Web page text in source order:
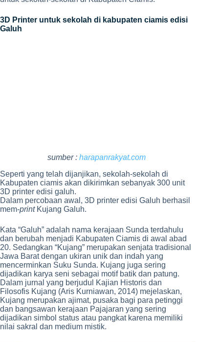
3D Printer untuk sekolah di kabupaten ciamis edisi
Galuh
sumber : harapanrakyat.com
Seperti yang telah dijanjikan, sekolah-sekolah di
Kabupaten ciamis akan dikirimkan sebanyak 300 unit
3D printer edisi galuh.
Dalam percobaan awal, 3D printer edisi Galuh berhasil
mem-printKujang Galuh.
Kata “Galuh” adalah nama kerajaan Sunda terdahulu
dan berubah menjadi Kabupaten Ciamis di awal abad
20. Sedangkan “Kujang” merupakan senjata tradisional
Jawa Barat dengan ukiran unik dan indah yang
mencerminkan Suku Sunda. Kujang juga sering
dijadikan karya seni sebagai motif batik dan patung.
Dalam jurnal yang berjudul Kajian Historis dan
Filosofis Kujang (Aris Kurniawan, 2014) mejelaskan,
Kujang merupakan ajimat, pusaka bagi para petinggi
dan bangsawan kerajaan Pajajaran yang sering
dijadikan simbol status atau pangkat karena memiliki
nilai sakral dan medium mistik.